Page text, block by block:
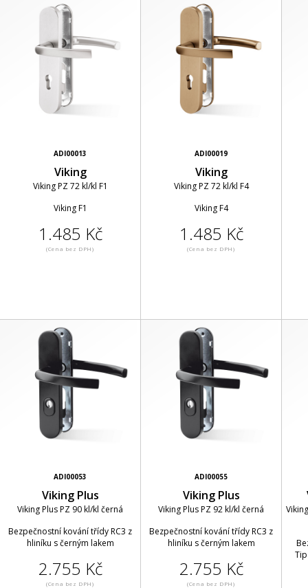
ADI00013
Viking
Viking PZ 72 kl/kl F1
Viking F1
1.485 Kč
(Cena bez DPH)
ADI00019
Viking
Viking PZ 72 kl/kl F4
Viking F4
1.485 Kč
(Cena bez DPH)
ADI00053
Viking Plus
Viking Plus PZ 90 kl/kl černá
Bezpečnostní kování třídy RC3 z
hliníku s černým lakem
2.755 Kč
(Cena bez DPH)
ADI00055
Viking Plus
Viking Plus PZ 92 kl/kl černá
Bezpečnostní kování třídy RC3 z
hliníku s černým lakem
2.755 Kč
(Cena bez DPH)